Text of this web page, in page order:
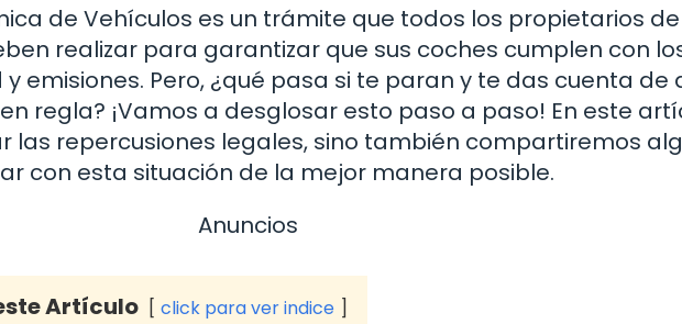
de Vehículos es un trámite que todos los propietarios de
realizar para garantizar que sus coches cumplen con
emisiones. Pero, ¿qué pasa si te paran y te das cuenta de
regla? ¡Vamos a desglosar esto paso a paso! En este
las repercusiones legales, sino también compartiremos
con esta situación de la mejor manera posible.
Anuncios
Artículo click para ver indice